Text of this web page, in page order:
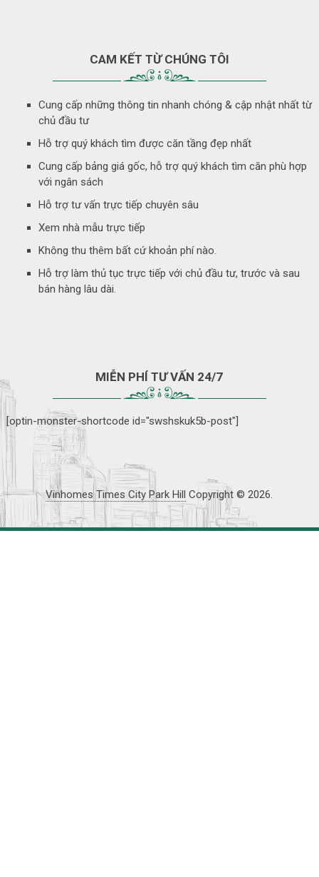
CAM KẾT TỪ CHÚNG TÔI
Cung cấp những thông tin nhanh chóng & cập nhật nhất từ
chủ đầu tư
Hỗ trợ quý khách tìm được căn tầng đẹp nhất
Cung cấp bảng giá gốc, hỗ trợ quý khách tìm căn phù hợp
với ngân sách
Hỗ trợ tư vấn trực tiếp chuyên sâu
Xem nhà mẫu trực tiếp
Không thu thêm bất cứ khoản phí nào.
Hỗ trợ làm thủ tục trực tiếp với chủ đầu tư, trước và sau
bán hàng lâu dài.
MIỄN PHÍ TƯ VẤN 24/7
[optin-monster-shortcode id="swshskuk5b-post"]
Vinhomes Times City Park Hill Copyright © 2026.